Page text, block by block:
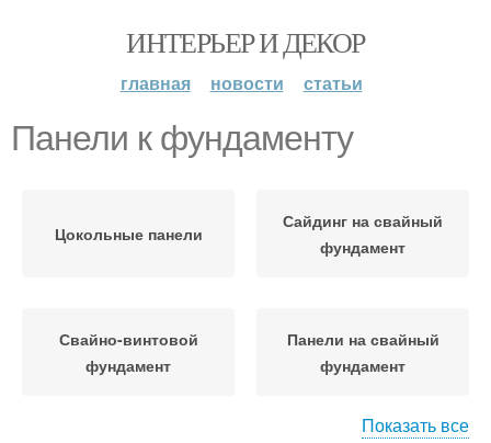
ИНТЕРЬЕР И ДЕКОР
главная новости статьи
Панели к фундаменту
Цокольные панели
Сайдинг на свайный
фундамент
Свайно-винтовой
фундамент
Панели на свайный
фундамент
Показать все